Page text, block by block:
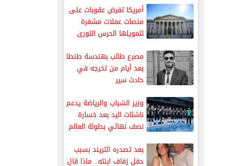
أمريكا تفرض عقوبات على
منصات عملات مشفرة
لتمويلها الحرس الثورى
مصرع طالب بهندسة طنطا
بعد أيام من تخرجه في
حادث سير
وزير الشباب والرياضة يدعم
ناشئات اليد بعد خسارة
نصف نهائي بطولة العالم
بعد تصدره التريند بسبب
حفل زفاف ابنته.. ماذا قال